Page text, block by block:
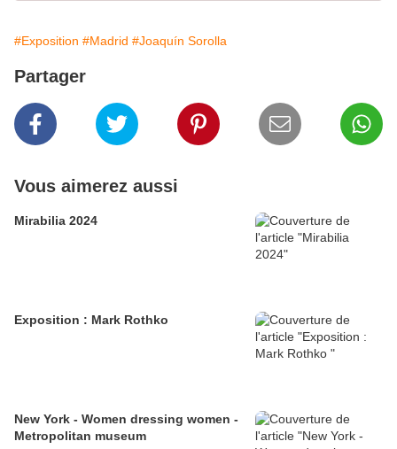
#Exposition #Madrid #Joaquín Sorolla
Partager
Vous aimerez aussi
Mirabilia 2024
Exposition : Mark Rothko
New York - Women dressing women -
Metropolitan museum